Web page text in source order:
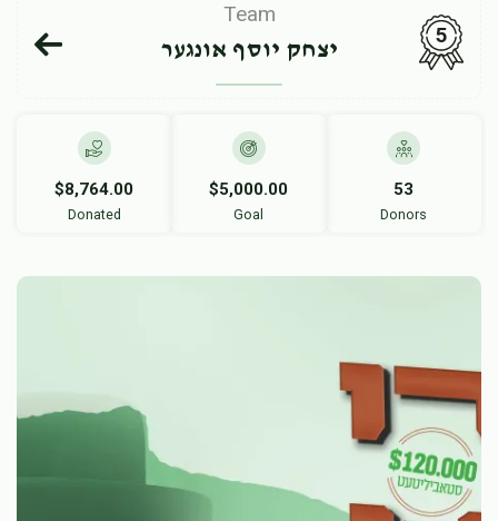
Team
יצחק יוסף אונגער
5
$8,764.00
Donated
$5,000.00
Goal
53
Donors